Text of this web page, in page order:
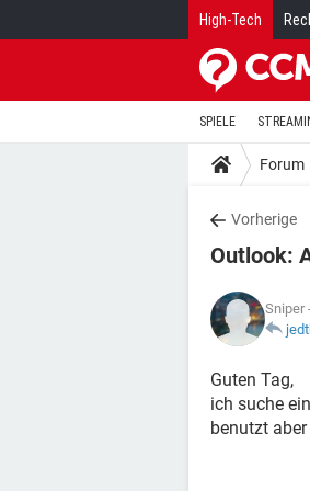
High-Tech
SPIELE
Forum
Vorherige
Outlook:
Sniper
Guten Tag,
ich suche
benutzt